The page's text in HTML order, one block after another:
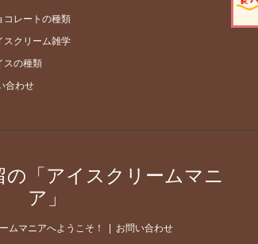
コレートの種類
スクリーム雑学
スの種類
合わせ
の「アイスクリームマニ
ア」
ムマニアへようこそ！ お問い合わせ